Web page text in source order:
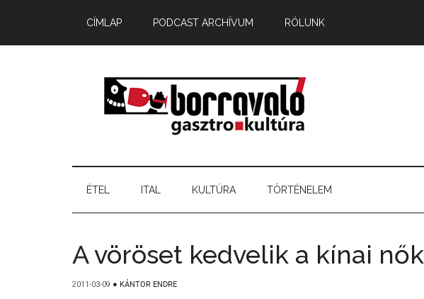
CÍMLAP PODCAST ARCHÍVUM RÓLUNK
ÉTEL ITAL KULTÚRA TÖRTÉNELEM
A vöröset kedvelik a kínai nők
2011-03-09 ● KÁNTOR ENDRE